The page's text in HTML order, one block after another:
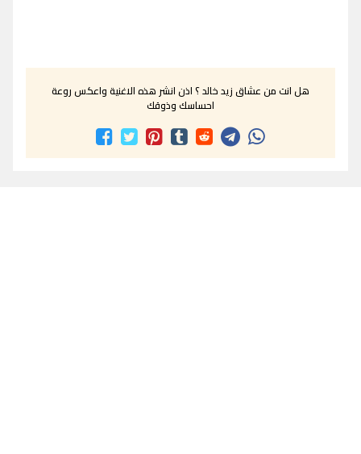
هل انت من عشاق زيد خالد ؟ اذن انشر هذه الاغنية واعكس روعة
احساسك وذوقك